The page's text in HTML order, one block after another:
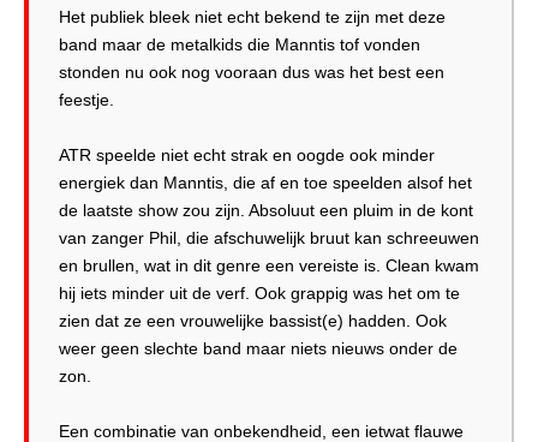
Het publiek bleek niet echt bekend te zijn met deze
band maar de metalkids die Manntis tof vonden
stonden nu ook nog vooraan dus was het best een
feestje.
ATR speelde niet echt strak en oogde ook minder
energiek dan Manntis, die af en toe speelden alsof het
de laatste show zou zijn. Absoluut een pluim in de kont
van zanger Phil, die afschuwelijk bruut kan schreeuwen
en brullen, wat in dit genre een vereiste is. Clean kwam
hij iets minder uit de verf. Ook grappig was het om te
zien dat ze een vrouwelijke bassist(e) hadden. Ook
weer geen slechte band maar niets nieuws onder de
zon.
Een combinatie van onbekendheid, een ietwat flauwe